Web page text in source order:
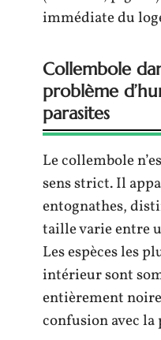
immédiate du
Collembole
problème
parasites
Le collembole
sens strict. Il
entognathes,
taille varie entre
Les espèces les
intérieur sont
entièrement
confusion avec la